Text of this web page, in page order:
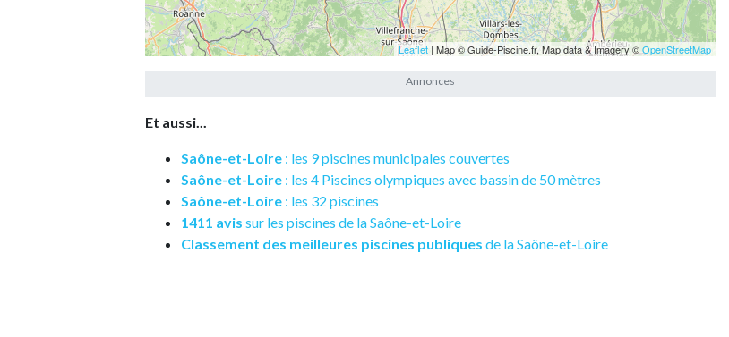
Leaflet | Map © Guide-Piscine.fr, Map data & Imagery ©OpenStreetMap
Et aussi...
Saône-et-Loire : les 9 piscines municipales couvertes
Saône-et-Loire : les 4 Piscines olympiques avec bassin de 50 mètres
Saône-et-Loire : les 32 piscines
1411 avis sur les piscines de la Saône-et-Loire
Classement des meilleures piscines publiques de la Saône-et-Loire